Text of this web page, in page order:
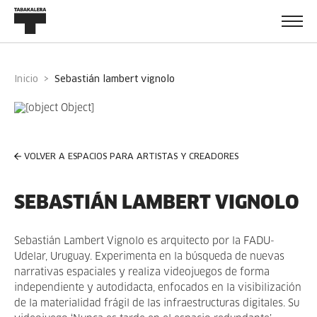
Inicio sebastián lambert vignolo
VOLVER A ESPACIOS PARA ARTISTAS Y CREADORES
SEBASTIÁN LAMBERT VIGNOLO
Sebastián Lambert Vignolo es arquitecto por la FADU-
Udelar, Uruguay. Experimenta en la búsqueda de nuevas
narrativas espaciales y realiza videojuegos de forma
independiente y autodidacta, enfocados en la visibilización
de la materialidad frágil de las infraestructuras digitales. Su